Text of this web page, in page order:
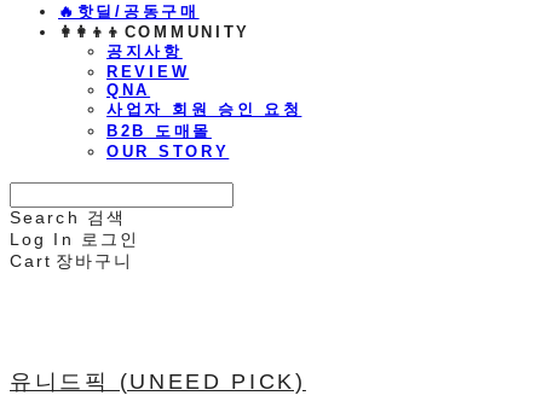
🔥핫딜/공동구매
👩‍👩‍👦‍👦COMMUNITY
공지사항
REVIEW
QNA
사업자 회원 승인 요청
B2B 도매몰
OUR STORY
Search
검색
Log In
로그인
Cart 장바구니
유니드픽 (UNEED PICK)